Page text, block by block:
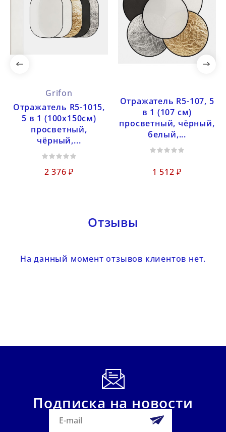
Grifon
Отражатель R5-1015,
5 в 1 (100x150см)
просветный,
чёрный,...
2 376 ₽
Отражатель R5-107, 5
в 1 (107 см)
просветный, чёрный,
белый,...
1 512 ₽
Отзывы
На данный момент отзывов клиентов нет.
Подписка на новости